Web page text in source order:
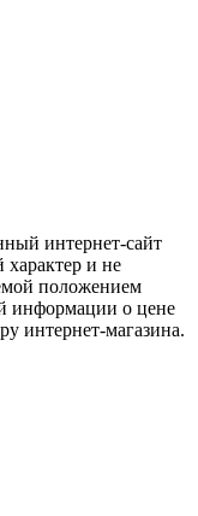
интернет-сайт
и не
положением
информации о цене
интернет-магазина.